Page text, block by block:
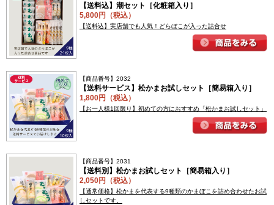
【送料込】潮セット［化粧箱入り］
5,800円（税込）
【送料込】実店舗でも人気！どらぼこが入った詰合せ
【商品番号】2032
【送料サービス】松かまお試しセット［簡易箱入り］
1,800円（税込）
【お一人様1回限り】初めての方におすすめ「松かまお試しセット」
【商品番号】2031
【送料別】松かまお試しセット［簡易箱入り］
2,050円（税込）
【通常価格】松かまを代表する9種類のかまぼこを詰め合わせたお試
しセットです。